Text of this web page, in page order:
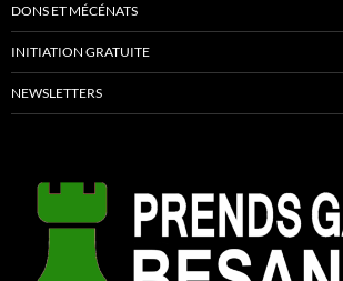
DONS ET MÉCÉNATS
INITIATION GRATUITE
NEWSLETTERS